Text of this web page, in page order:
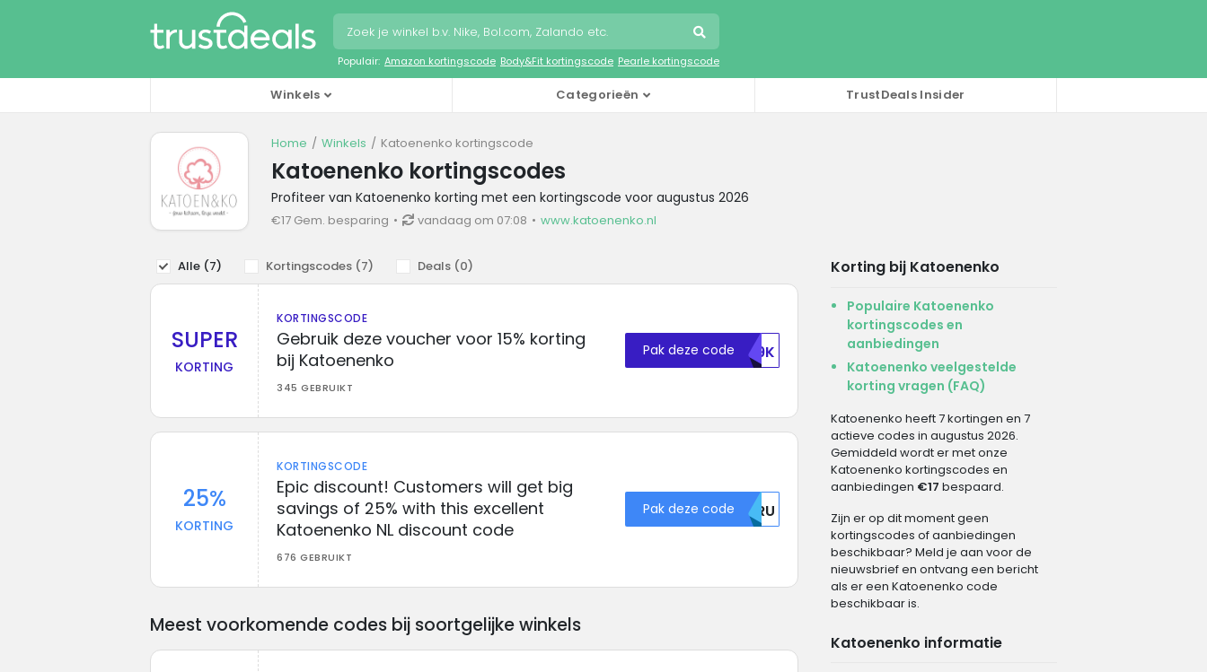
Populair: Amazon kortingscode Body&Fit kortingscode Pearle kortingscode
Winkels Categorieën TrustDeals Insider
Home Winkels Katoenenko kortingscode
Katoenenko kortingscodes
Profiteer van Katoenenko korting met een kortingscode voor augustus 2026
€17 Gem. besparing vandaag om 07:08 www.katoenenko.nl
Alle (7) Kortingscodes (7) Deals (0)
SUPER
KORTING
KORTINGSCODE
Gebruik deze voucher voor 15% korting
bij Katoenenko
345 GEBRUIKT
Pak deze code C29K
25%
KORTING
KORTINGSCODE
Epic discount! Customers will get big
savings of 25% with this excellent
Katoenenko NL discount code
676 GEBRUIKT
Pak deze codeWURU
Meest voorkomende codes bij soortgelijke winkels
Korting bij Katoenenko
Populaire Katoenenko
kortingscodes en
aanbiedingen
Katoenenko veelgestelde
korting vragen (FAQ)
Katoenenko heeft 7 kortingen en 7
actieve codes in augustus 2026.
Gemiddeld wordt er met onze
Katoenenko kortingscodes en
aanbiedingen €17 bespaard.
Zijn er op dit moment geen
kortingscodes of aanbiedingen
beschikbaar? Meld je aan voor de
nieuwsbrief en ontvang een bericht
als er een Katoenenko code
beschikbaar is.
Katoenenko informatie